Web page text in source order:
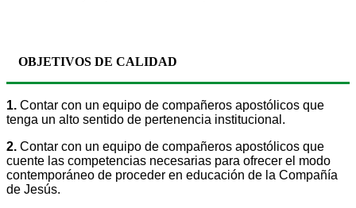
OBJETIVOS DE CALIDAD
1. Contar con un equipo de compañeros apostólicos que
tenga un alto sentido de pertenencia institucional.
2. Contar con un equipo de compañeros apostólicos que
cuente las competencias necesarias para ofrecer el modo
contemporáneo de proceder en educación de la Compañía
de Jesús.